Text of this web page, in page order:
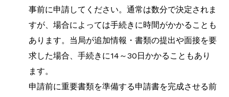
事前に申請してください。通常は数分で決定されま
すが、場合によっては手続きに時間がかかることも
あります。当局が追加情報・書類の提出や面接を要
求した場合、手続きに14～30日かかることもあり
ます。
申請前に重要書類を準備する申請書を完成させる前